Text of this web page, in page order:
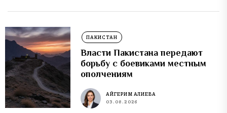
ПАКИСТАН
Власти Пакистана передают
борьбу с боевиками местным
ополчениям
АЙГЕРИМ АЛИЕВА
03.08.2026